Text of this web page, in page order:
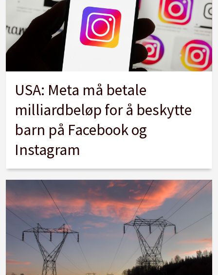
USA: Meta må betale
milliardbeløp for å beskytte
barn på Facebook og
Instagram